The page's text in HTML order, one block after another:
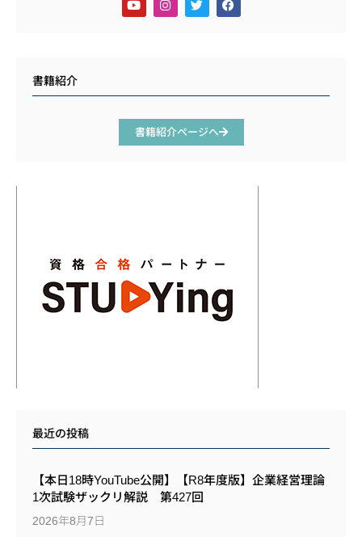
書籍紹介
書籍紹介ページへ
最近の投稿
【本日18時YouTube公開】【R8年度版】企業経営理論
1次試験ザックリ解説 第427回
2026年8月7日